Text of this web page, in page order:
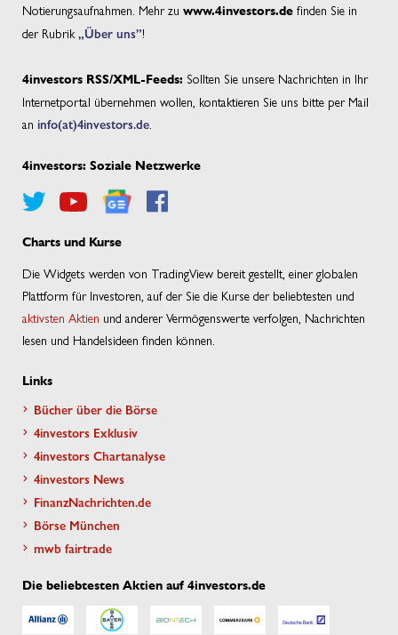
Notierungsaufnahmen. Mehr zu www.4investors.de finden Sie in
der Rubrik„Über uns”!
4investors RSS/XML-Feeds: Sollten Sie unsere Nachrichten in Ihr
Internetportal übernehmen wollen, kontaktieren Sie uns bitte per Mail
an info(at)4investors.de.
4investors: Soziale Netzwerke
Charts und Kurse
Die Widgets werden von TradingView bereit gestellt, einer globalen
Plattform für Investoren, auf der Sie die Kurse der beliebtesten und
aktivsten Aktien und anderer Vermögenswerte verfolgen, Nachrichten
lesen und Handelsideen finden können.
Links
Bücher über die Börse
4investors Exklusiv
4investors Chartanalyse
4investors News
FinanzNachrichten.de
Börse München
mwb fairtrade
Die beliebtesten Aktien auf 4investors.de